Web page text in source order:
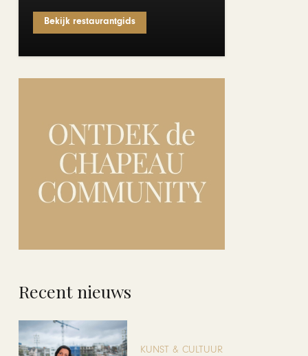
Bekijk restaurantgids
Recent nieuws
KUNST & CULTUUR